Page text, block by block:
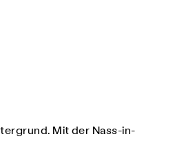
Mit der Nass-in-